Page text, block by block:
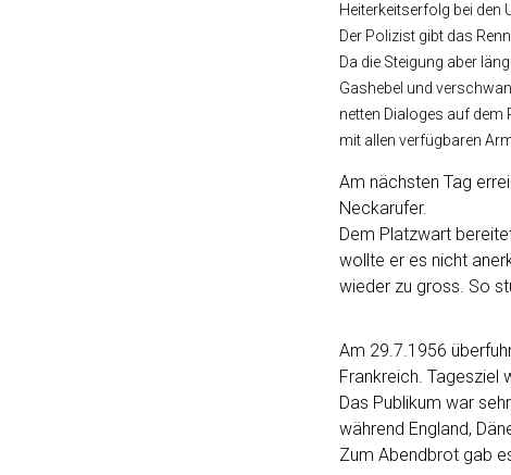
Heiterkeitserfolg bei den
Der Polizist gibt das
Da die Steigung aber
Gashebel und
netten Dialoges auf dem
mit allen verfügbaren
Am nächsten Tag
Neckarufer.
Dem Platzwart
wollte er es nicht
wieder zu gross. So
Am 29.7.1956
Frankreich. Tagesziel
Das Publikum war
während England,
Zum Abendbrot gab